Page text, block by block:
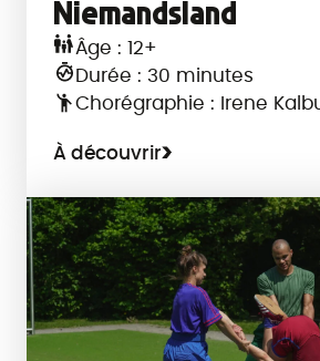
Niemandsland
Âge : 12+
Durée : 30 minutes
Chorégraphie : Irene
À découvrir